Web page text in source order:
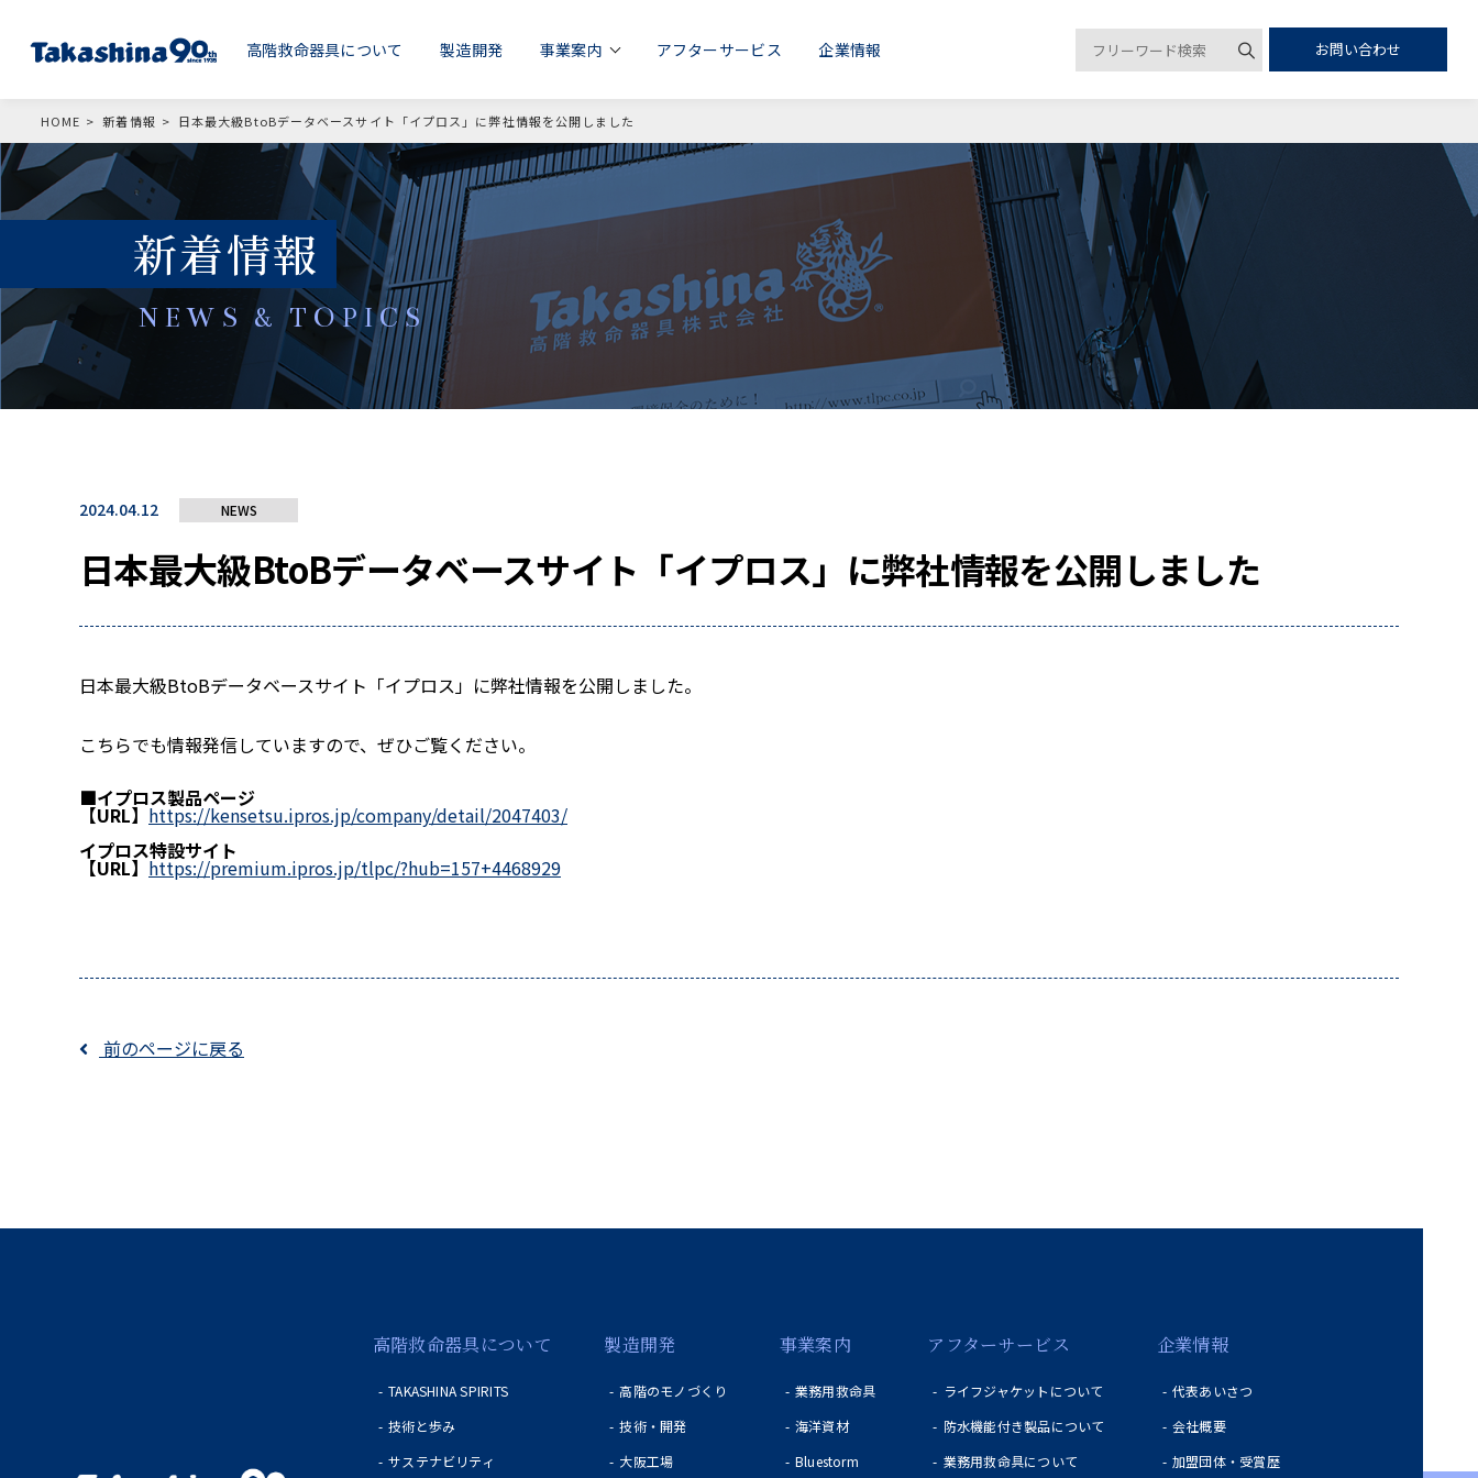
高階救命器具について 製造開発 事業案内 アフターサービス 企業情報 お問い合わせ
HOME 新着情報 日本最大級BtoBデータベースサイト「イプロス」に弊社情報を公開しました
新着情報
NEWS & TOPICS
2024.04.12 NEWS
日本最大級BtoBデータベースサイト「イプロス」に弊社情報を公開しました
日本最大級BtoBデータベースサイト「イプロス」に弊社情報を公開しました。
こちらでも情報発信していますので、ぜひご覧ください。
■イプロス製品ページ
【URL】 https://kensetsu.ipros.jp/company/detail/2047403/
イプロス特設サイト
【URL】 https://premium.ipros.jp/tlpc/?hub=157+4468929
前のページに戻る
高階救命器具について
TAKASHINA SPIRITS
技術と歩み
サステナビリティ
製造開発
高階のモノづくり
技術・開発
大阪工場
事業案内
業務用救命具
海洋資材
Bluestorm
アフターサービス
ライフジャケットについて
防水機能付き製品について
業務用救命具について
企業情報
代表あいさつ
会社概要
加盟団体・受賞歴